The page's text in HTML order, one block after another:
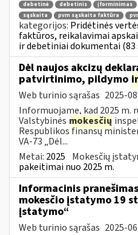
debetinė debetinis įforminimas
sąskaita
pvm sąskaita faktūra
kategorijos: Pridėtinės
faktūros, reikalavimai
ir debetiniai dokumentai (83
Dėl naujos akcizų
patvirtinimo, pildymo ir
Web turinio sąrašas 2025-
Informuojame, kad 2025 m.
Valstybinės mokesčių
Respublikos finansų
VA-73 „Dėl...
Metai: 2025 Mokesčių
pakeitimai nuo 2025 m.
Informacinis
mokesčio įstatymo 19
įstatymo“
Web turinio sąrašas 2025-